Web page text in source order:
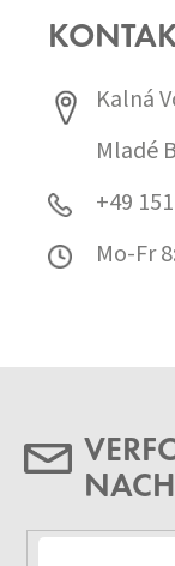
Kalná
Mladé
+49
Mo-Fr